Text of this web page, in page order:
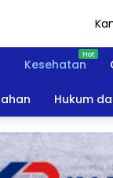
Kesehatan
Hukum